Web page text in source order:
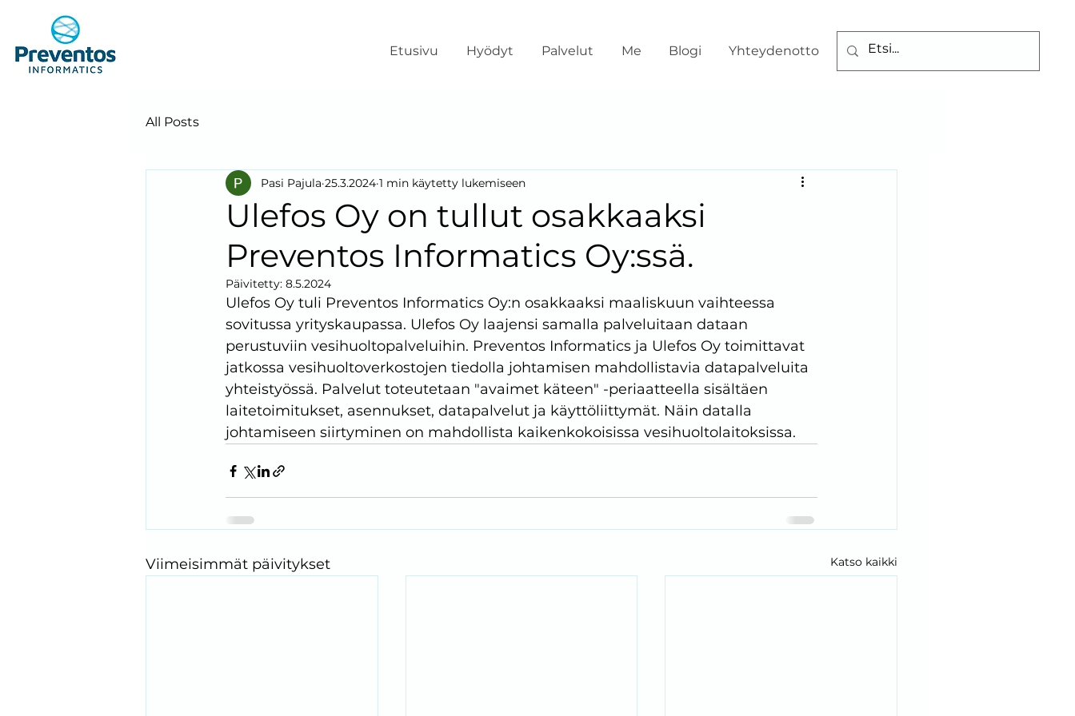
Etusivu Hyödyt Palvelut Me Blogi Yhteydenotto
All Posts
Ulefos Oy on tullut osakkaaksi
Preventos Informatics Oy:ssä.
Pasi Pajula 25.3.2024 1 min käytetty lukemiseen
Päivitetty: 8.5.2024
Ulefos Oy tuli Preventos Informatics Oy:n osakkaaksi maaliskuun vaihteessa
sovitussa yrityskaupassa. Ulefos Oy laajensi samalla palveluitaan dataan
perustuviin vesihuoltopalveluihin. Preventos Informatics ja Ulefos Oy toimittavat
jatkossa vesihuoltoverkostojen tiedolla johtamisen mahdollistavia datapalveluita
yhteistyössä. Palvelut toteutetaan "avaimet käteen" -periaatteella sisältäen
laitetoimitukset, asennukset, datapalvelut ja käyttöliittymät. Näin datalla
johtamiseen siirtyminen on mahdollista kaikenkokoisissa vesihuoltolaitoksissa.
Viimeisimmät päivitykset Katso kaikki